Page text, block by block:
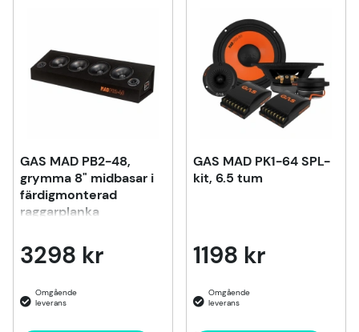
GAS MAD PB2-48,
grymma 8" midbasar i
färdigmonterad
raggarplanka
3298 kr
GAS MAD PK1-64 SPL-
kit, 6.5 tum
1198 kr